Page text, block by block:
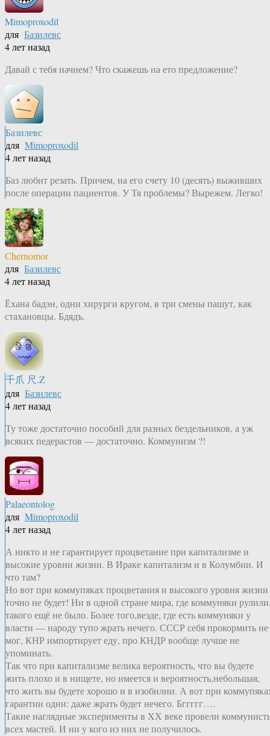
Mimoproxodil
для Базилевс
4 лет назад
Давай с тебя начнем? Что скажешь на ето предложение?
Базилевс
для Mimoproxodil
4 лет назад
Баз любит резать. Причем, на его счету 10 (десять) выживших
после операции пациентов. У Тя проблемы? Вырежем. Легко!
Chernomor
для Базилевс
4 лет назад
Ёхана бадэн, одни хирурги кругом, в три смены пашут, как
стахановцы. Бдядъ.
千爪 尺.Z
для Базилевс
4 лет назад
Ту тоже достаточно пособий для разных бездельников, а уж
всяких педерастов — достаточно. Коммунизм ?!
Palaeontolog
для Mimoproxodil
4 лет назад
А никто и не гарантирует процветание при капитализме и
высокие уровни жизни. В Ираке капитализм и в Колумбии. И
что там?
Но вот при коммупяках процветания и высокого уровня жизни
точно не будет! Ни в одной стране мира, где коммуняки
такого ещё не было. Более того,везде, где есть коммуняки у
власти — народу тупо жрать нечего. СССР себя прокормить не
мог, КНР импортирует еду, про КНДР вообще лучше не
упоминать.
Так что при капитализме велика вероятность, что вы будете
жить плохо и в нищете, но имеется и вероятность,небольшая,
что жить вы будете хорошо и в изобилии. А вот при
гарантии одни: даже жрать будет нечего. Бггггг….
Такие наглядные эксперименты в XX веке провели
всех мастей. И ни у кого из них не получилось.